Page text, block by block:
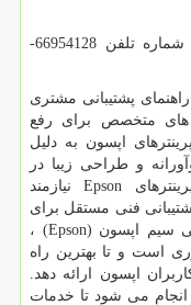
شماره تلفن 66954128-
پشتیبانی مشتری
متخصص برای رفع
اپسون به دلیل
و طراحی زیبا در
Epsonنیازمند
فنی مستقل برای
سیم اپسون (Epson) ،
است و تا بهترین راه
اپسون ارائه دهد.
می شود تا خدمات